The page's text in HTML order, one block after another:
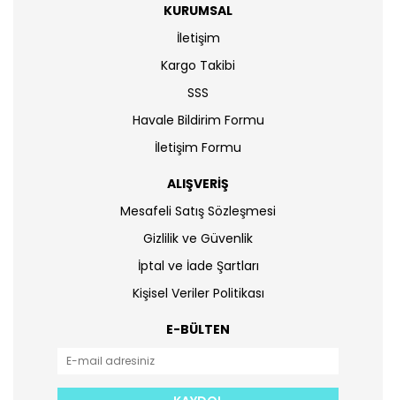
KURUMSAL
İletişim
Kargo Takibi
SSS
Havale Bildirim Formu
İletişim Formu
ALIŞVERİŞ
Mesafeli Satış Sözleşmesi
Gizlilik ve Güvenlik
İptal ve İade Şartları
Kişisel Veriler Politikası
E-BÜLTEN